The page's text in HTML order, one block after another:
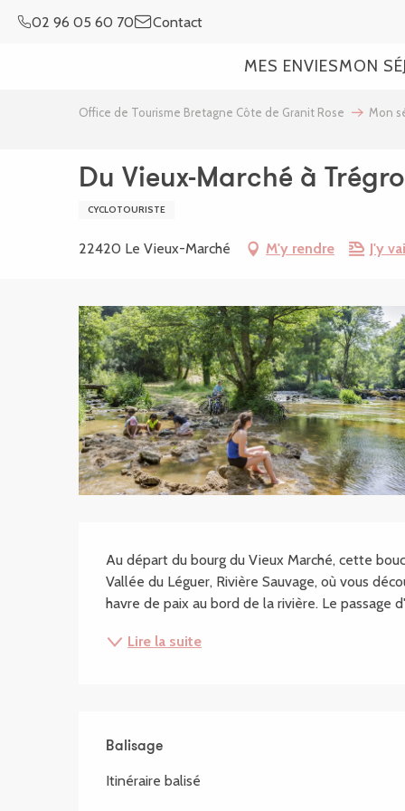
02 96 05 60 70 Contact
MES ENVIESMON
Office de Tourisme Bretagne Côte de Granit Rose Mon
Du Vieux-Marché à
CYCLOTOURISTE
22420 Le Vieux-Marché M'y rendre J'y
Au départ du bourg du Vieux Marché, cette
Vallée du Léguer, Rivière Sauvage, où vous
havre de paix au bord de la rivière. Le passage
Lire la suite
Balisage
Itinéraire balisé